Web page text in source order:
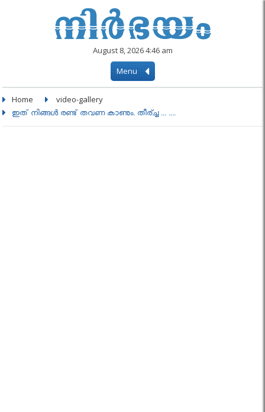
August 8, 2026 4:46 am
Menu
Home video-gallery
ഇത് നിങ്ങൾ രണ്ട് തവണ കാണും. തീര്ച്ച ... ....